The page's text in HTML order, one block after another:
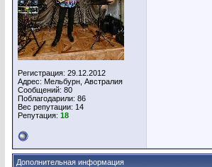
Регистрация: 29.12.2012
Адрес: Мельбурн, Австралия
Сообщений: 80
Поблагодарили: 86
Вес репутации: 14
Репутация: 18
Дополнительная информация